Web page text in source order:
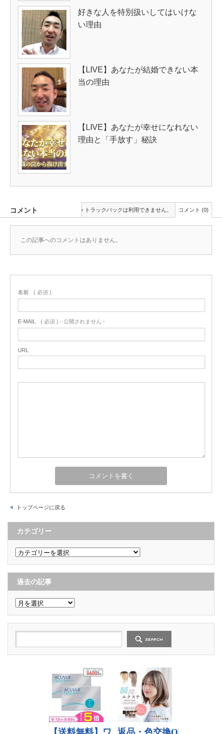
好きな人を特別扱いしてはいけな
い理由
【LIVE】あなたが結婚できない本
当の理由
【LIVE】あなたが幸せになれない
理由と「手放す」秘訣
コメント トラックバックは利用できません。 コメント (0)
この記事へのコメントはありません。
名前 ( 必須 )
E-MAIL ( 必須 ) - 公開されません -
URL
トップページに戻る
カテゴリー
カ
テ
ゴ
リ
ー
過去の記事
過
去
の
記
事